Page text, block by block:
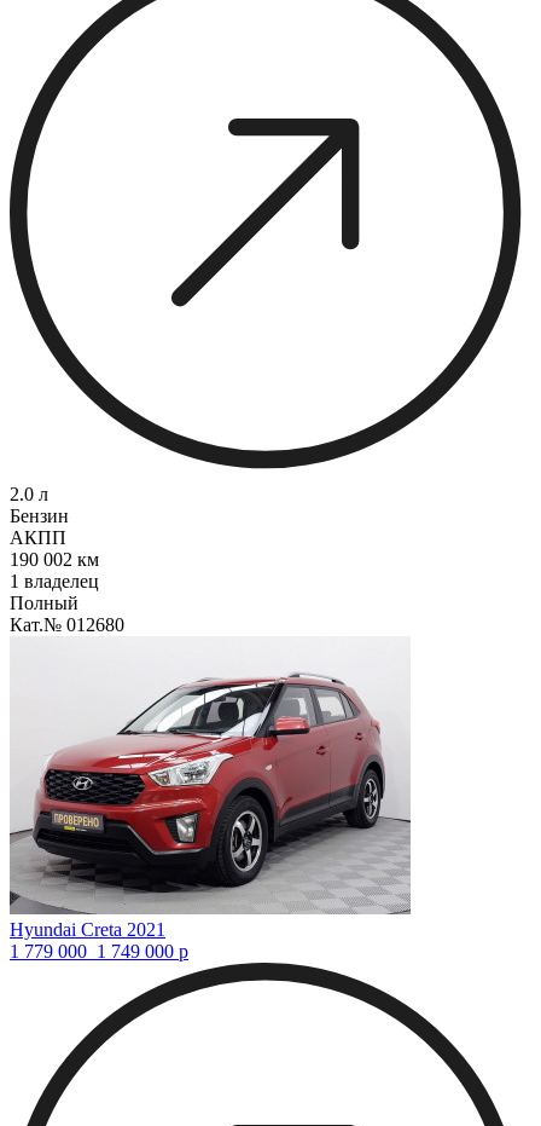
2.0 л
Бензин
АКПП
190 002 км
1 владелец
Полный
Кат.№ 012680
Hyundai Creta 2021
1 779 000 1 749 000 р